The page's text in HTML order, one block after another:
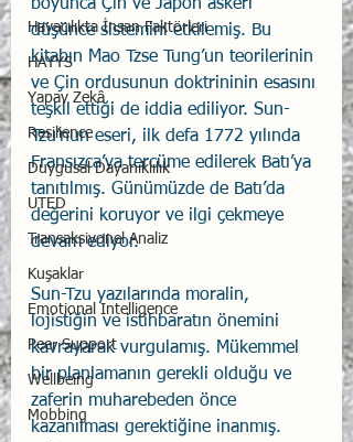
Havacılıkta İnsan Faktörleri
HAYYS
Yapay Zekâ
Resilience
Duygusal Dayanıklılık
UTED
Transaksiyonel Analiz
Kuşaklar
Emotional Intelligence
Peer Support
Wellbeing
Mobbing
boyunca Çin ve Japon askeri
düşünce sistemini etkilemiş. Bu
kitabın Mao Tzse Tung’un teorilerinin
ve Çin ordusunun doktrininin esasını
teşkil ettiği de iddia ediliyor. Sun-
Tzu’nun eseri, ilk defa 1772 yılında
Fransızca’ya tercüme edilerek Batı’ya
tanıtılmış. Günümüzde de Batı’da
değerini koruyor ve ilgi çekmeye
devam ediyor.
Sun-Tzu yazılarında moralin,
lojistiğin ve istihbaratın önemini
kavrayarak vurgulamış. Mükemmel
bir planlamanın gerekli olduğu ve
zaferin muharebeden önce
kazanılması gerektiğine inanmış.